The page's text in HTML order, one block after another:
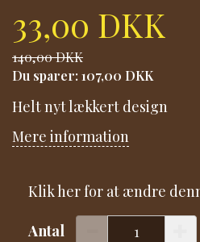
33,00 DKK
140,00 DKK
Du sparer: 107,00 DKK
Helt nyt lækkert design
Mere information
Klik her for at ændre
Antal